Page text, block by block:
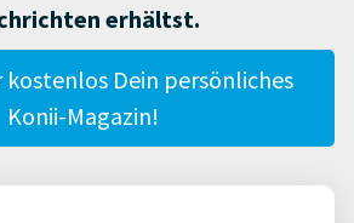
erhältst.
kostenlos Dein persönliches
Konii-Magazin!